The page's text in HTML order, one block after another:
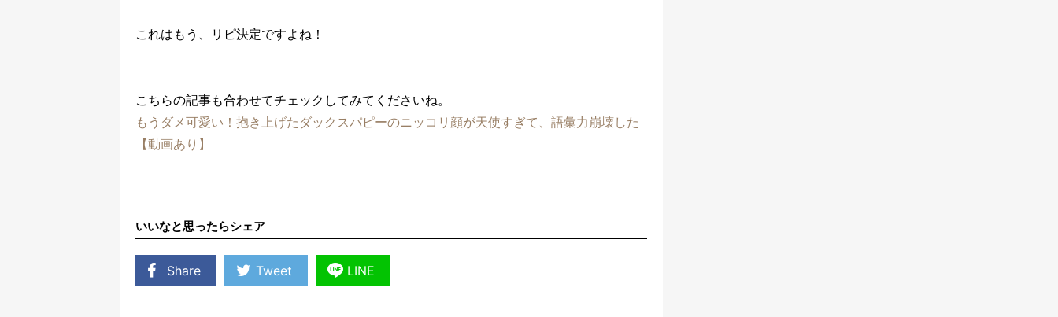
これはもう、リピ決定ですよね！
こちらの記事も合わせてチェックしてみてくださいね。
もうダメ可愛い！抱き上げたダックスパピーのニッコリ顔が天使すぎて、語彙力崩壊した
【動画あり】
いいなと思ったらシェア
Share Tweet LINE